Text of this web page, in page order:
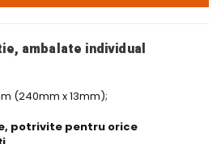
ambalate individual
(240mm x 13mm);
potrivite pentru orice